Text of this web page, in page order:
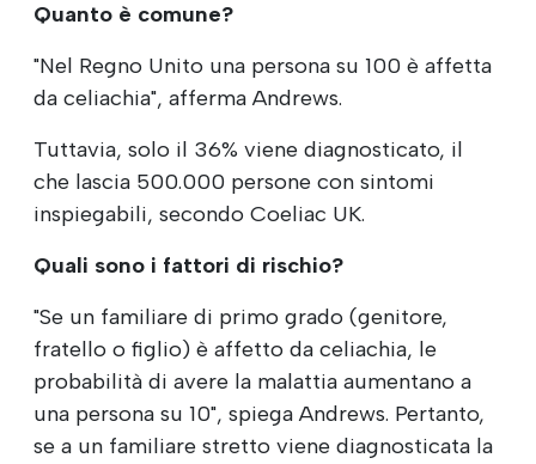
Quanto è comune?
"Nel Regno Unito una persona su 100 è affetta
da celiachia", afferma Andrews.
Tuttavia, solo il 36% viene diagnosticato, il
che lascia 500.000 persone con sintomi
inspiegabili, secondo Coeliac UK.
Quali sono i fattori di rischio?
"Se un familiare di primo grado (genitore,
fratello o figlio) è affetto da celiachia, le
probabilità di avere la malattia aumentano a
una persona su 10", spiega Andrews. Pertanto,
se a un familiare stretto viene diagnosticata la